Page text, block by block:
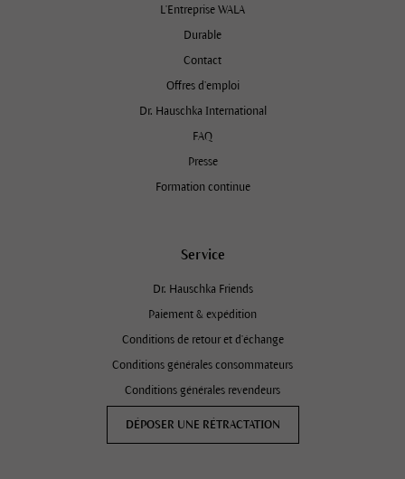
L'Entreprise WALA
Durable
Contact
Offres d’emploi
Dr. Hauschka International
FAQ
Presse
Formation continue
Service
Dr. Hauschka Friends
Paiement & expédition
Conditions de retour et d'échange
Conditions générales consommateurs
Conditions générales revendeurs
DÉPOSER UNE RÉTRACTATION